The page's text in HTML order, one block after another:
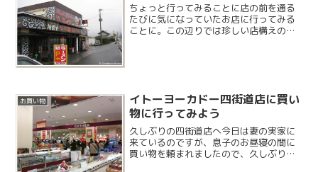
ちょっと行ってみることに店の前を通る
たびに気になっていたお店に行ってみる
ことに。この辺りでは珍しい店構えの店
お買い物
イトーヨーカドー四街道店に買い
物に行ってみよう
久しぶりの四街道店へ今日は妻の実家に
来ているのですが、息子のお昼寝の間に
買い物を頼まれましたので、久しぶりの